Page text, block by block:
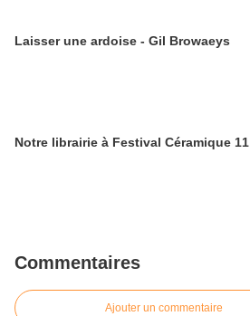
Laisser une ardoise - Gil Browaeys
Notre librairie à Festival Céramique 11
Commentaires
Ajouter un commentaire